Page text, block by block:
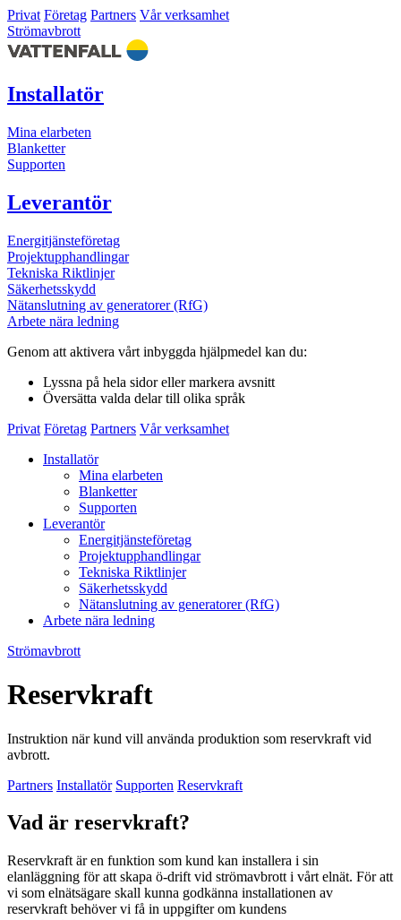
Privat Företag Partners Vår verksamhet
Strömavbrott
Installatör
Mina elarbeten
Blanketter
Supporten
Leverantör
Energitjänsteföretag
Projektupphandlingar
Tekniska Riktlinjer
Säkerhetsskydd
Nätanslutning av generatorer (RfG)
Arbete nära ledning
Genom att aktivera vårt inbyggda hjälpmedel kan du:
Lyssna på hela sidor eller markera avsnitt
Översätta valda delar till olika språk
Privat Företag Partners Vår verksamhet
Installatör
Mina elarbeten
Blanketter
Supporten
Leverantör
Energitjänsteföretag
Projektupphandlingar
Tekniska Riktlinjer
Säkerhetsskydd
Nätanslutning av generatorer (RfG)
Arbete nära ledning
Strömavbrott
Reservkraft
Instruktion när kund vill använda produktion som reservkraft vid
avbrott.
Partners Installatör Supporten Reservkraft
Vad är reservkraft?
Reservkraft är en funktion som kund kan installera i sin
elanläggning för att skapa ö-drift vid strömavbrott i vårt elnät. För att
vi som elnätsägare skall kunna godkänna installationen av
reservkraft behöver vi få in uppgifter om kundens